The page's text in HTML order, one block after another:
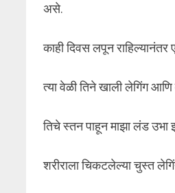
असे.
काही दिवस लपून
त्या वेळी तिने खाली लेगिंग आणि
तिचे स्तन पाहून माझा लंड उभा
शरीराला चिकटलेल्या चुस्त